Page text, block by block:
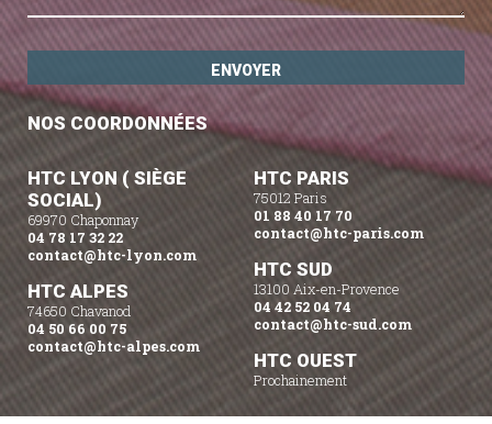
NOS COORDONNÉES
HTC LYON ( SIÈGE
SOCIAL)
69970 Chaponnay
04 78 17 32 22
contact@htc-lyon.com
HTC ALPES
74650 Chavanod
04 50 66 00 75
contact@htc-alpes.com
HTC PARIS
75012 Paris
01 88 40 17 70
contact@htc-paris.com
HTC SUD
13100 Aix-en-Provence
04 42 52 04 74
contact@htc-sud.com
HTC OUEST
Prochainement